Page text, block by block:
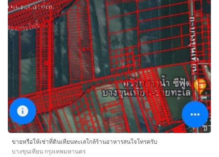
ขายหรือให้เช่าที่ดินเทียนทะเลใกล้ร้านอาหารสนใจโทรครับ
บางขุนเทียน กรุงเทพมหานคร